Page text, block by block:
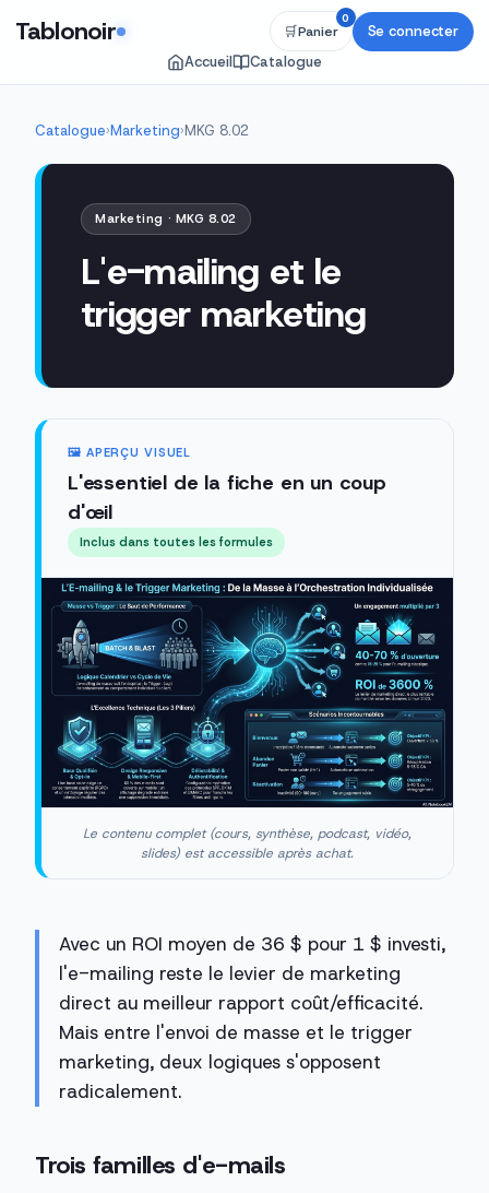
Tablonoir
Accueil Catalogue
🛒Panier
0
Se connecter
Catalogue›Marketing›MKG 8.02
Marketing · MKG 8.02
L'e-mailing et le
trigger marketing
🖼️ APERÇU VISUEL
L'essentiel de la fiche en un coup
d'œil
Inclus dans toutes les formules
Le contenu complet (cours, synthèse, podcast, vidéo,
slides) est accessible après achat.
Avec un ROI moyen de 36 $ pour 1 $ investi,
l'e-mailing reste le levier de marketing
direct au meilleur rapport coût/efficacité.
Mais entre l'envoi de masse et le trigger
marketing, deux logiques s'opposent
radicalement.
Trois familles d'e-mails